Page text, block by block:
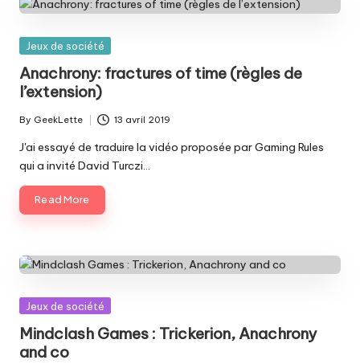
Posted
Jeux de société
Anachrony: fractures of time (règles de
l’extension)
Posted
by
By GeekLette 13 avril 2019
J'ai essayé de traduire la vidéo proposée par Gaming Rules
qui a invité David Turczi…
Read More
Posted
Jeux de société
Mindclash Games : Trickerion, Anachrony
and co